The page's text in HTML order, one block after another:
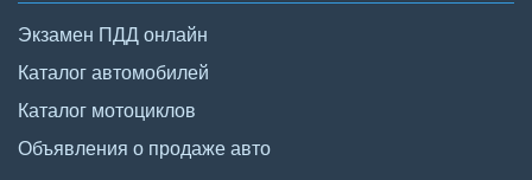
Экзамен ПДД онлайн
Каталог автомобилей
Каталог мотоциклов
Объявления о продаже авто